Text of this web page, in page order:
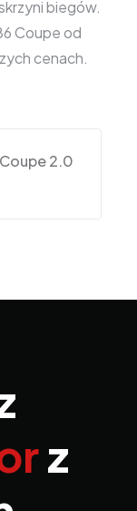
biegów.
Coupe od
cenach.
2.0
z